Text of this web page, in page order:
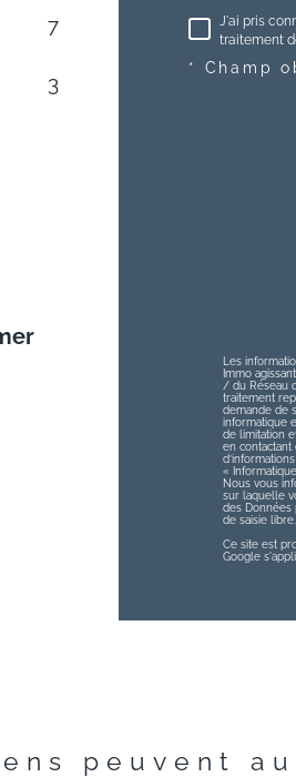
7
3
J'ai pris
traitement
* Champ
Les
Immo
/ du Réseau
traitement
demande de
informatique
de limitation
en contactant
«
Nous vous
sur laquelle
des Données
de saisie libre.
Ce site est
Google
peuvent